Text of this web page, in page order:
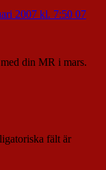
2007 kl. 7:50 07
din MR i mars.
fält är